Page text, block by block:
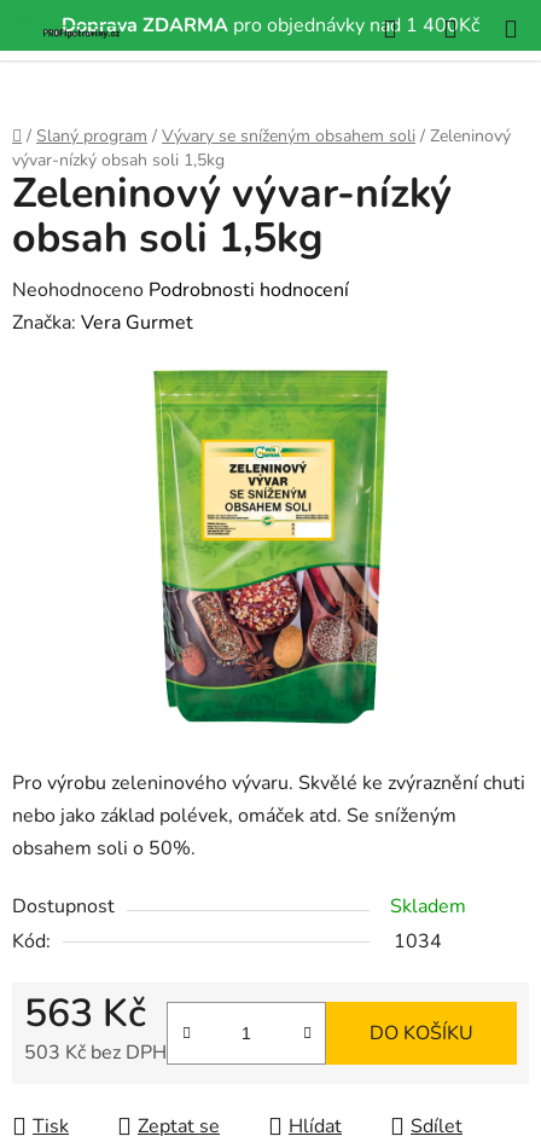
Doprava ZDARMA pro objednávky nad 1 400Kč
Přejít
Hledat
KOŠÍK
Domů
/ Slaný program / Vývary se sníženým obsahem soli / Zeleninový
vývar-nízký obsah soli 1,5kg
Pro výrobu zeleninového vývaru. Skvělé ke zvýraznění chuti
nebo jako základ polévek, omáček atd. Se sníženým
obsahem soli o 50%.
Dostupnost
Skladem
Kód:
1034
563 Kč
503 Kč bez DPH
DO KOŠÍKU
Tisk Zeptat se Hlídat Sdílet
Zeleninový vývar-nízký
obsah soli 1,5kg
Průměrné
hodnocení
Neohodnoceno Podrobnosti hodnocení
Značka: Vera Gurmet